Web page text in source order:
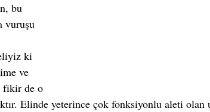
bu
vuruşu
ki
ve
fikir de o
Elinde yeterince çok fonksiyonlu aleti olan